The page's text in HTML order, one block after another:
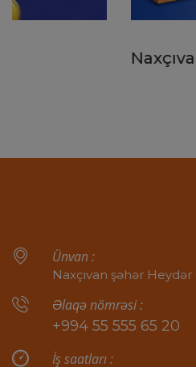
Naxçıvan - Bakı
Ünvan :
Naxçıvan şəhər
Əlaqə nömrəsi :
+994 55 555 65 20
İş saatları :